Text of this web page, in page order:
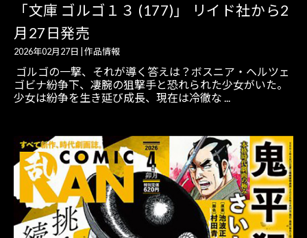
「文庫 ゴルゴ１３ (177)」 リイド社から2
月27日発売
2026年02月27日 作品情報
ゴルゴの一撃、それが導く答えは？ボスニア・ヘルツェ
ゴビナ紛争下、凄腕の狙撃手と恐れられた少女がいた。
少女は紛争を生き延び成長、現在は冷徹な ...